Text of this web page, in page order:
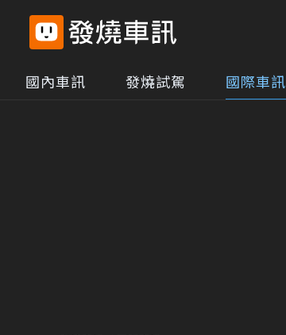
國內車訊 發燒試駕 國際車訊